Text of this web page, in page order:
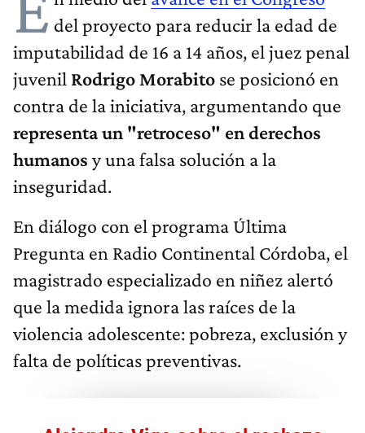
del proyecto para reducir la edad de
imputabilidad de 16 a 14 años, el juez penal
juvenil Rodrigo Morabito se posicionó en
contra de la iniciativa, argumentando que
representa un "retroceso" en derechos
humanos y una falsa solución a la
inseguridad.
En diálogo con el programa Última
Pregunta en Radio Continental Córdoba, el
magistrado especializado en niñez alertó
que la medida ignora las raíces de la
violencia adolescente: pobreza, exclusión y
falta de políticas preventivas.